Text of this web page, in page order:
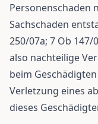
Personenschaden
Sachschaden
250/07a; 7 Ob 147/
also nachteilige
beim
Verletzung eines
dieses